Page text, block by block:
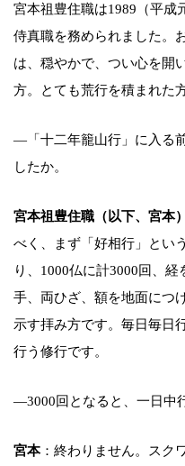
宮本祖豊住職は1989（平成
侍真職を務められました。
は、穏やかで、つい心を開
方。とても荒行を積まれた
―「十二年籠山行」に入る
したか。
宮本祖豊住職（以下、宮本）
べく、まず「好相行」とい
り、1000仏に計3000回、
手、両ひざ、額を地面につ
示す拝み方です。毎日毎日
行う修行です。
―3000回となると、一日中
宮本：終わりません。スク